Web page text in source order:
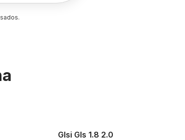
Glsi Gls 1.8 2.0